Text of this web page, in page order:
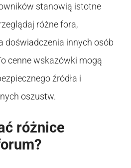
stanowią istotne
różne fora,
doświadczenia innych osób
cenne wskazówki mogą
źródła i
oszustw.
różnice